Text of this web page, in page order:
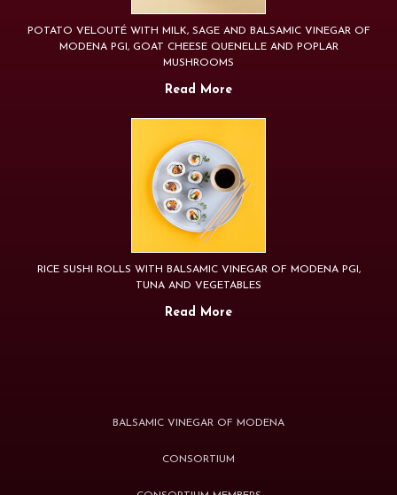
POTATO VELOUTÉ WITH MILK, SAGE AND BALSAMIC VINEGAR OF
MODENA PGI, GOAT CHEESE QUENELLE AND POPLAR
MUSHROOMS
Read More
RICE SUSHI ROLLS WITH BALSAMIC VINEGAR OF MODENA PGI,
TUNA AND VEGETABLES
Read More
BALSAMIC VINEGAR OF MODENA
CONSORTIUM